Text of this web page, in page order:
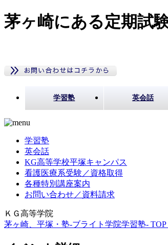
茅ヶ崎にある定期試
学習塾 英会話
学習塾
英会話
KG高等学校平塚キャンパス
看護医療系受験／資格取得
各種特別講座案内
お問い合わせ／資料請求
ＫＧ高等学院
茅ヶ崎、平塚・塾-ブライト学院学習塾- TOP